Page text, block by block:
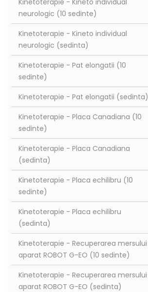
neurologic (10 sedinte)
Kinetoterapie - Kineto individual
neurologic (sedinta)
Kinetoterapie - Pat elongatii (10
sedinte)
Kinetoterapie - Pat elongatii (sedinta)
Kinetoterapie - Placa Canadiana (10
sedinte)
Kinetoterapie - Placa Canadiana
(sedinta)
Kinetoterapie - Placa echilibru (10
sedinte)
Kinetoterapie - Placa echilibru
(sedinta)
Kinetoterapie - Recuperarea mersului
aparat ROBOT G-EO (10 sedinte)
Kinetoterapie - Recuperarea mersului
aparat ROBOT G-EO (sedinta)